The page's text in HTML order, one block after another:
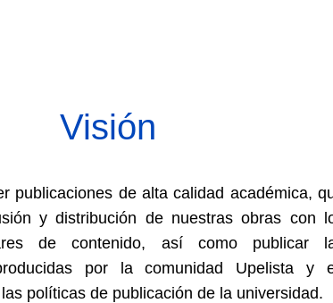
Visión
publicaciones de alta calidad académica,
y distribución de nuestras obras con
de contenido, así como publicar
por la comunidad Upelista y
políticas de publicación de la universidad.